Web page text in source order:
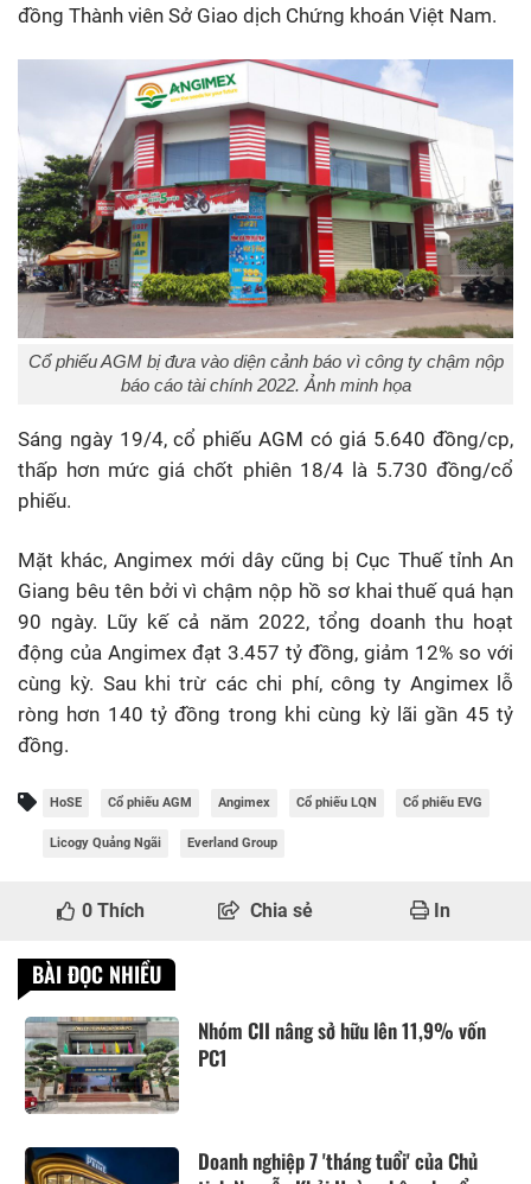
đồng Thành viên Sở Giao dịch Chứng khoán Việt Nam.
Cổ phiếu AGM bị đưa vào diện cảnh báo vì công ty chậm nộp
báo cáo tài chính 2022. Ảnh minh họa
Sáng ngày 19/4, cổ phiếu AGM có giá 5.640 đồng/cp,
thấp hơn mức giá chốt phiên 18/4 là 5.730 đồng/cổ
phiếu.
Mặt khác, Angimex mới dây cũng bị Cục Thuế tỉnh An
Giang bêu tên bởi vì chậm nộp hồ sơ khai thuế quá hạn
90 ngày. Lũy kế cả năm 2022, tổng doanh thu hoạt
động của Angimex đạt 3.457 tỷ đồng, giảm 12% so với
cùng kỳ. Sau khi trừ các chi phí, công ty Angimex lỗ
ròng hơn 140 tỷ đồng trong khi cùng kỳ lãi gần 45 tỷ
đồng.
HoSE Cổ phiếu AGM Angimex Cổ phiếu LQN Cổ phiếu EVG
Licogy Quảng Ngãi Everland Group
0 Thích Chia sẻ In
BÀI ĐỌC NHIỀU
Nhóm CII nâng sở hữu lên 11,9% vốn
PC1
Doanh nghiệp 7 'tháng tuổi' của Chủ